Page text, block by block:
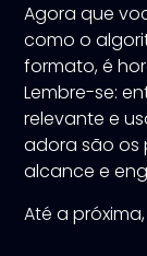
Agora que
como o
formato, é
Lembre-se:
relevante e
adora são os
alcance e
Até a